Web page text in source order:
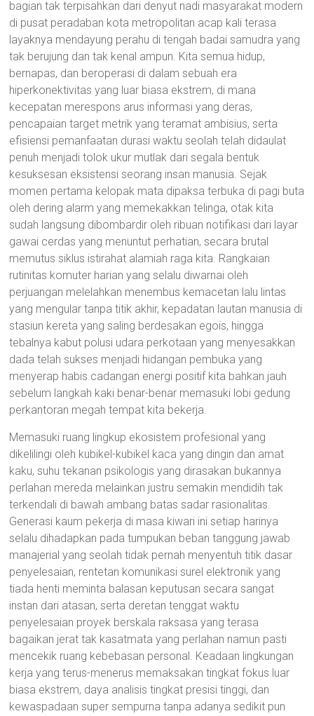
bagian tak terpisahkan dari denyut nadi masyarakat modern
di pusat peradaban kota metropolitan acap kali terasa
layaknya mendayung perahu di tengah badai samudra yang
tak berujung dan tak kenal ampun. Kita semua hidup,
bernapas, dan beroperasi di dalam sebuah era
hiperkonektivitas yang luar biasa ekstrem, di mana
kecepatan merespons arus informasi yang deras,
pencapaian target metrik yang teramat ambisius, serta
efisiensi pemanfaatan durasi waktu seolah telah didaulat
penuh menjadi tolok ukur mutlak dari segala bentuk
kesuksesan eksistensi seorang insan manusia. Sejak
momen pertama kelopak mata dipaksa terbuka di pagi buta
oleh dering alarm yang memekakkan telinga, otak kita
sudah langsung dibombardir oleh ribuan notifikasi dari layar
gawai cerdas yang menuntut perhatian, secara brutal
memutus siklus istirahat alamiah raga kita. Rangkaian
rutinitas komuter harian yang selalu diwarnai oleh
perjuangan melelahkan menembus kemacetan lalu lintas
yang mengular tanpa titik akhir, kepadatan lautan manusia di
stasiun kereta yang saling berdesakan egois, hingga
tebalnya kabut polusi udara perkotaan yang menyesakkan
dada telah sukses menjadi hidangan pembuka yang
menyerap habis cadangan energi positif kita bahkan jauh
sebelum langkah kaki benar-benar memasuki lobi gedung
perkantoran megah tempat kita bekerja.
Memasuki ruang lingkup ekosistem profesional yang
dikelilingi oleh kubikel-kubikel kaca yang dingin dan amat
kaku, suhu tekanan psikologis yang dirasakan bukannya
perlahan mereda melainkan justru semakin mendidih tak
terkendali di bawah ambang batas sadar rasionalitas.
Generasi kaum pekerja di masa kiwari ini setiap harinya
selalu dihadapkan pada tumpukan beban tanggung jawab
manajerial yang seolah tidak pernah menyentuh titik dasar
penyelesaian, rentetan komunikasi surel elektronik yang
tiada henti meminta balasan keputusan secara sangat
instan dari atasan, serta deretan tenggat waktu
penyelesaian proyek berskala raksasa yang terasa
bagaikan jerat tak kasatmata yang perlahan namun pasti
mencekik ruang kebebasan personal. Keadaan lingkungan
kerja yang terus-menerus memaksakan tingkat fokus luar
biasa ekstrem, daya analisis tingkat presisi tinggi, dan
kewaspadaan super sempurna tanpa adanya sedikit pun